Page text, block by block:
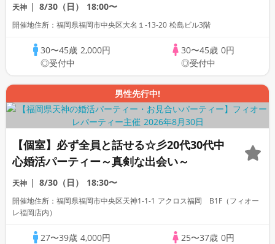
天神 8/30（日） 18:00〜
開催地住所：福岡県福岡市中央区大名１-13-20 松島ビル3階
30〜45歳 2,000円
◎受付中
30〜45歳 0円
◎受付中
男性先行中!
【個室】必ず全員と話せる☆彡20代30代中
心婚活パーティー～真剣な出会い～
天神 8/30（日） 18:30〜
開催地住所：福岡県福岡市中央区天神1-1-1 アクロス福岡 B1F（フィオー
レ福岡店内）
27〜39歳 4,000円
25〜37歳 0円